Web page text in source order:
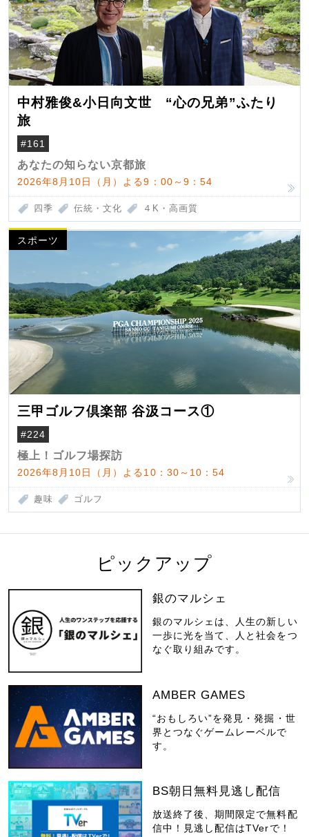
中村雅俊&小日向文世 “心の兄弟”ふたり
旅
#161
あなたの知らない京都旅
2026年8月10日（月）よる9：00～9：54
四季 伝統・文化 ４K・高画質
スポーツ
三甲ゴルフ倶楽部 谷汲コース①
#224
極上！ゴルフ場探訪
2026年8月10日（月）よる10：30～10：54
趣味 ゴルフ
ピックアップ
銀のマルシェ
銀のマルシェは、人生の新しい
一歩に光を当て、人と社会をつ
なぐ取り組みです。
AMBER GAMES
“おもしろい”を発見・発掘・世
界とつなぐゲームレーベルで
す。
BS朝日無料見逃し配信
放送終了後、期間限定で無料配
信中！見逃し配信はTVerで！